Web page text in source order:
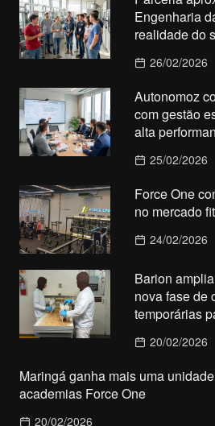
Engenharia
realidade do
26/02/2026
Autonomoz
com gestão
alta
25/02/2026
Force One
no mercado
24/02/2026
Barion
nova fase de
temporárias
20/02/2026
Maringá ganha mais uma
academias Force One
20/02/2026